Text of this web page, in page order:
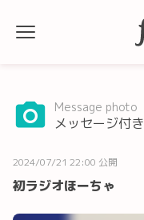
Message photo
メッセージ付き
2024/07/21 22:00 公開
初ラジオほーちゃ